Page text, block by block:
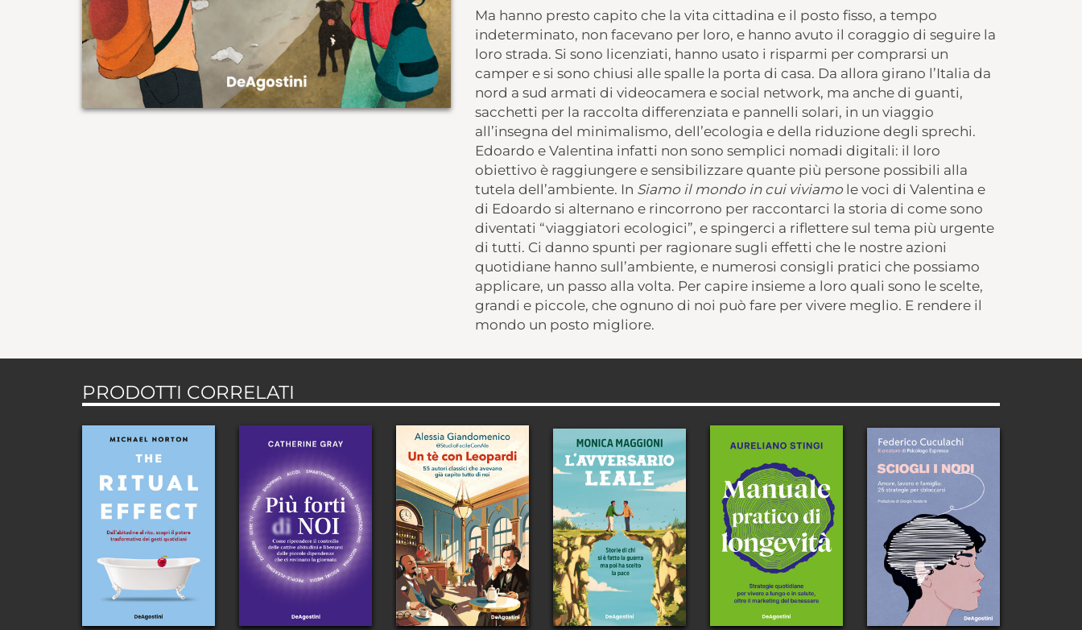
Ma hanno presto capito che la vita cittadina e il posto fisso, a tempo
indeterminato, non facevano per loro, e hanno avuto il coraggio di seguire la
loro strada. Si sono licenziati, hanno usato i risparmi per comprarsi un
camper e si sono chiusi alle spalle la porta di casa. Da allora girano l’Italia da
nord a sud armati di videocamera e social network, ma anche di guanti,
sacchetti per la raccolta differenziata e pannelli solari, in un viaggio
all’insegna del minimalismo, dell’ecologia e della riduzione degli sprechi.
Edoardo e Valentina infatti non sono semplici nomadi digitali: il loro
obiettivo è raggiungere e sensibilizzare quante più persone possibili alla
tutela dell’ambiente. In Siamo il mondo in cui viviamole voci di Valentina e
di Edoardo si alternano e rincorrono per raccontarci la storia di come sono
diventati “viaggiatori ecologici”, e spingerci a riflettere sul tema più urgente
di tutti. Ci danno spunti per ragionare sugli effetti che le nostre azioni
quotidiane hanno sull’ambiente, e numerosi consigli pratici che possiamo
applicare, un passo alla volta. Per capire insieme a loro quali sono le scelte,
grandi e piccole, che ognuno di noi può fare per vivere meglio. E rendere il
mondo un posto migliore.
PRODOTTI CORRELATI